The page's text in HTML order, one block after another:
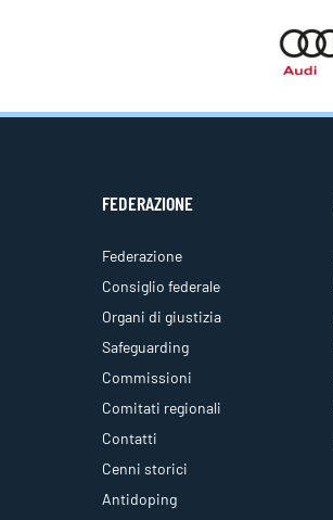
FEDERAZIONE
Federazione
Consiglio federale
Organi di giustizia
Safeguarding
Commissioni
Comitati regionali
Contatti
Cenni storici
Antidoping